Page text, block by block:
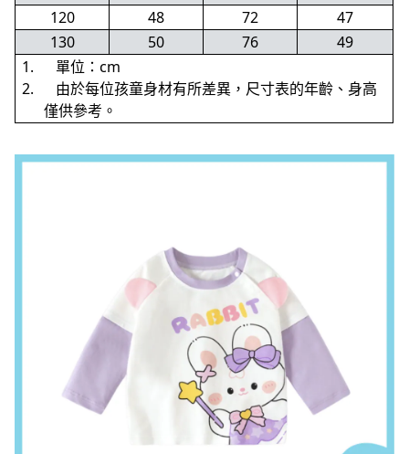
120
48 72
47
130
50 76
49
1. 單位：cm
2. 由於每位孩童身材有所差異，尺寸表的年齡、身高
僅供參考。